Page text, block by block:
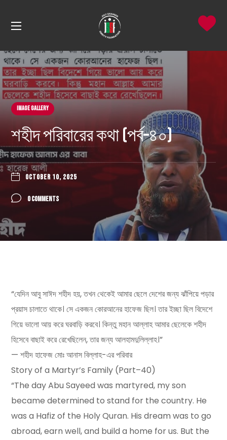
Image Gallery
শহীদ পরিবারের কথা (পর্ব–৪০)
OCTOBER 10, 2025
0 COMMENTS
“যেদিন আবু সাঈদ শহীদ হয়, তখন থেকেই আমার ছেলে দেশের জন্য ঝাঁপিয়ে পড়ার
প্রয়াস চালাতে থাকে। সে একজন কোরআনের হাফেজ ছিল। তার ইচ্ছা ছিল বিদেশে
গিয়ে ভালো আয় করে ঘরবাড়ি করবে। কিন্তু মহান আল্লাহ আমার ছেলেকে শহীদ
হিসেবে বাছাই করে রেখেছিলেন, তার জন্য আলহামদুলিল্লাহ।”
— শহীদ হাফেজ মোঃ আনাস বিল্লাহ-এর পরিবার
Story of a Martyr’s Family (Part–40)
“The day Abu Sayeed was martyred, my son
became determined to stand for the country. He
was a Hafiz of the Holy Quran. His dream was to go
abroad, earn well, and build a home for us. But the